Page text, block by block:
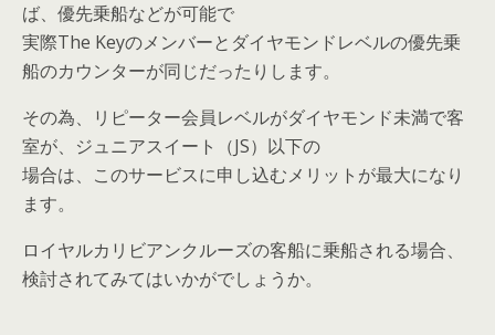
ば、優先乗船などが可能で
実際The Keyのメンバーとダイヤモンドレベルの優先乗
船のカウンターが同じだったりします。
その為、リピーター会員レベルがダイヤモンド未満で客
室が、ジュニアスイート（JS）以下の
場合は、このサービスに申し込むメリットが最大になり
ます。
ロイヤルカリビアンクルーズの客船に乗船される場合、
検討されてみてはいかがでしょうか。